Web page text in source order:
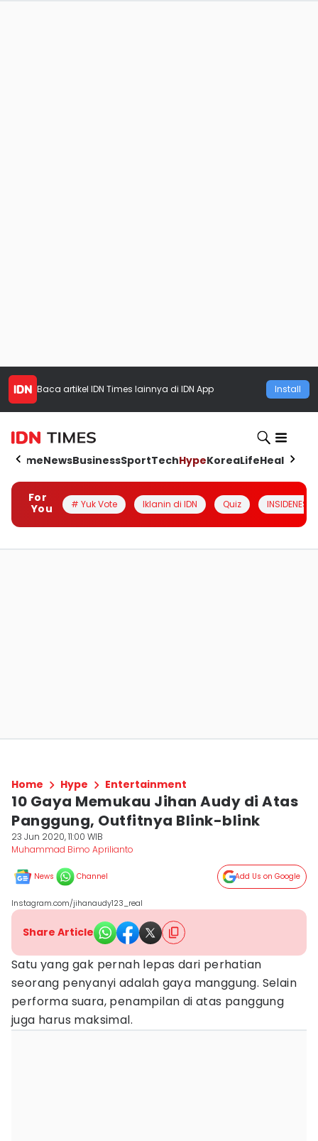
Baca artikel IDN Times lainnya di IDN App Install
HomeNewsBusinessSportTechHypeKoreaLifeHealth
For
You
# Yuk Vote Iklanin di IDN Quiz INSIDENESIA
Home Hype Entertainment
10 Gaya Memukau Jihan Audy di Atas
Panggung, Outfitnya Blink-blink
23 Jun 2020, 11:00 WIB
Muhammad Bimo Aprilianto
News Channel Add Us on Google
Instagram.com/jihanaudy123_real
Share Article
Satu yang gak pernah lepas dari perhatian
seorang penyanyi adalah gaya manggung. Selain
performa suara, penampilan di atas panggung
juga harus maksimal.